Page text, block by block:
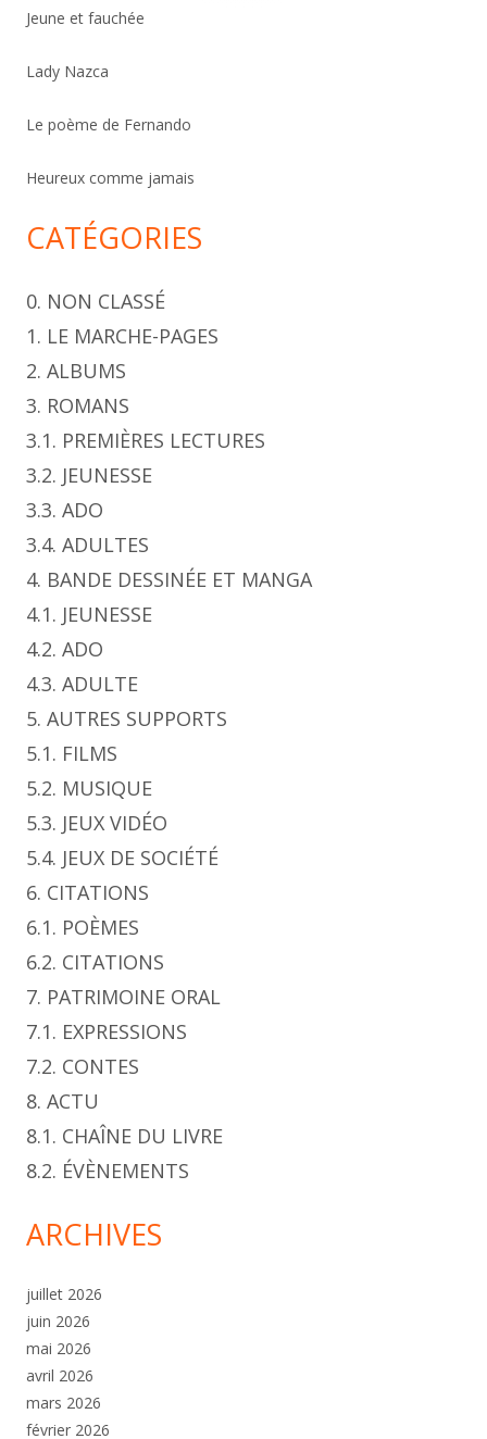
c
e
Jeune et fauchée
Lady Nazca
Le poème de Fernando
Heureux comme jamais
CATÉGORIES
0. NON CLASSÉ
1. LE MARCHE-PAGES
2. ALBUMS
3. ROMANS
3.1. PREMIÈRES LECTURES
3.2. JEUNESSE
3.3. ADO
3.4. ADULTES
4. BANDE DESSINÉE ET MANGA
4.1. JEUNESSE
4.2. ADO
4.3. ADULTE
5. AUTRES SUPPORTS
5.1. FILMS
5.2. MUSIQUE
5.3. JEUX VIDÉO
5.4. JEUX DE SOCIÉTÉ
6. CITATIONS
6.1. POÈMES
6.2. CITATIONS
7. PATRIMOINE ORAL
7.1. EXPRESSIONS
7.2. CONTES
8. ACTU
8.1. CHAÎNE DU LIVRE
8.2. ÉVÈNEMENTS
ARCHIVES
juillet 2026
juin 2026
mai 2026
avril 2026
mars 2026
février 2026